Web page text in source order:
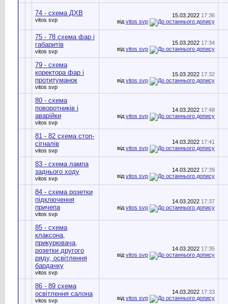
74 - схема ДХВ
vitos svp
15.03.2022 17:36
від vitos svp
75 - 78 схема фар і
габаритів
vitos svp
15.03.2022 17:34
від vitos svp
79 - схема
коректора фар і
протитуманок
vitos svp
15.03.2022 17:32
від vitos svp
80 - схема
поворотників і
аварійки
vitos svp
14.03.2022 17:48
від vitos svp
81 - 82 схема стоп-
сігналів
vitos svp
14.03.2022 17:41
від vitos svp
83 - схема лампа
заднього ходу
vitos svp
14.03.2022 17:39
від vitos svp
84 - схема розетки
підключення
причепа
vitos svp
14.03.2022 17:37
від vitos svp
85 - схема
клаксона,
прикурювача,
розетки другого
ряду, освітлення
бардачку
vitos svp
14.03.2022 17:35
від vitos svp
86 - 89 схема
освітлення салона
vitos svp
14.03.2022 17:33
від vitos svp